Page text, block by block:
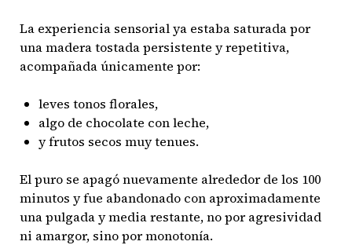
La experiencia sensorial ya estaba saturada por
una madera tostada persistente y repetitiva,
acompañada únicamente por:
leves tonos florales,
algo de chocolate con leche,
y frutos secos muy tenues.
El puro se apagó nuevamente alrededor de los 100
minutos y fue abandonado con aproximadamente
una pulgada y media restante, no por agresividad
ni amargor, sino por monotonía.